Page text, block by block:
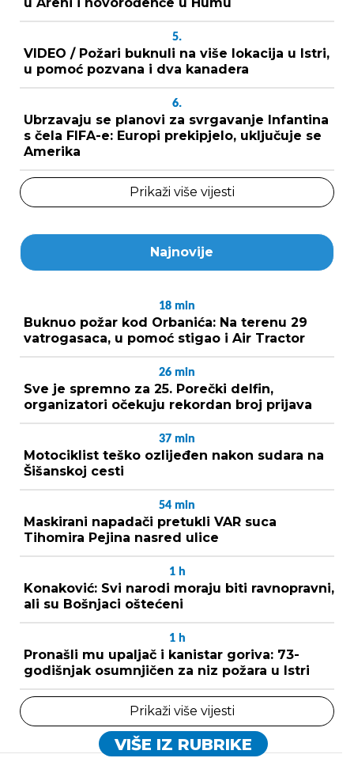
5.
VIDEO / Požari buknuli na više lokacija u Istri,
u pomoć pozvana i dva kanadera
6.
Ubrzavaju se planovi za svrgavanje Infantina
s čela FIFA-e: Europi prekipjelo, uključuje se
Amerika
Prikaži više vijesti
Najnovije
18 min
Buknuo požar kod Orbanića: Na terenu 29
vatrogasaca, u pomoć stigao i Air Tractor
26 min
Sve je spremno za 25. Porečki delfin,
organizatori očekuju rekordan broj prijava
37 min
Motociklist teško ozlijeđen nakon sudara na
Šišanskoj cesti
54 min
Maskirani napadači pretukli VAR suca
Tihomira Pejina nasred ulice
1 h
Konaković: Svi narodi moraju biti ravnopravni,
ali su Bošnjaci oštećeni
1 h
Pronašli mu upaljač i kanistar goriva: 73-
godišnjak osumnjičen za niz požara u Istri
Prikaži više vijesti
VIŠE IZ RUBRIKE